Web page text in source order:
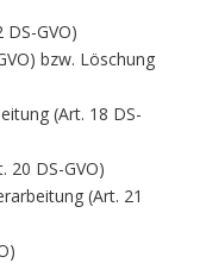
GVO)
bzw. Löschung
(Art. 18 DS-
20 DS-GVO)
(Art. 21